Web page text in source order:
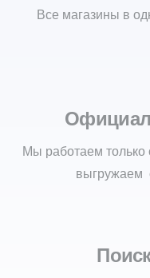
Все магазины в
Мы работаем
выгружаем